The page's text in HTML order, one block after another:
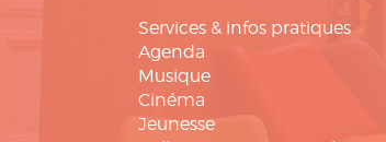
Services & infos pratiques
Agenda
Musique
Cinéma
Jeunesse